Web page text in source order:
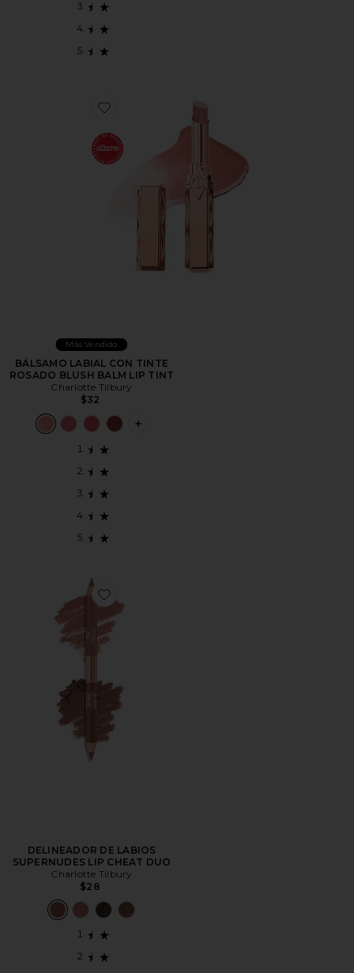
Favorite BÁLSAMO LABIAL CON TINTE ROSADO
Más Vendido
BÁLSAMO LABIAL CON TINTE
ROSADO BLUSH BALM LIP TINT
Charlotte Tilbury
$32
PLUS ICON TO SEE MORE OPTIONS
Favorite DELINEADOR DE LABIOS SUPERNUDES
DELINEADOR DE LABIOS
SUPERNUDES LIP CHEAT DUO
Charlotte Tilbury
$28